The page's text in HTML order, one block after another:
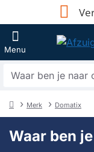
Waar
zoek?
Merk Domatix
Waar ben